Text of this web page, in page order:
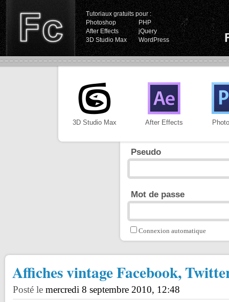
Tutoriaux gratuits pour :
Photoshop
PHP
After Effects
jQuery
3D Studio Max
WordPress
3D Studio Max After Effects
Pseudo
Mot de passe
Connexion automatique
Affiches vintage Facebook,
Posté le mercredi 8 septembre 2010, 12:48